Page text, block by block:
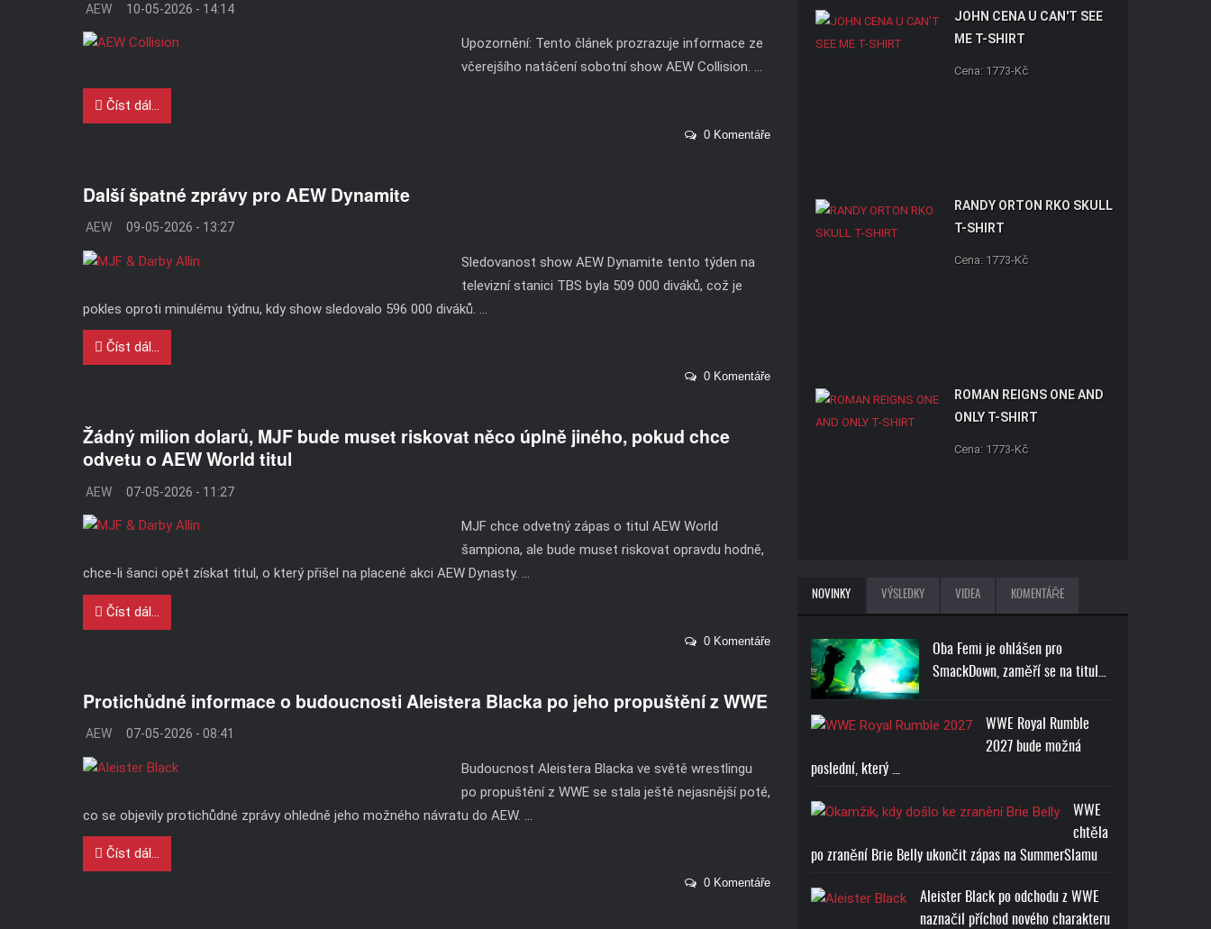
AEW 10-05-2026 - 14:14
Upozornění: Tento článek prozrazuje informace ze
včerejšího natáčení sobotní show AEW Collision. ...
Číst dál...
0 Komentáře
Další špatné zprávy pro AEW Dynamite
AEW 09-05-2026 - 13:27
Sledovanost show AEW Dynamite tento týden na
televizní stanici TBS byla 509 000 diváků, což je
pokles oproti minulému týdnu, kdy show sledovalo 596 000 diváků. ...
Číst dál...
0 Komentáře
Žádný milion dolarů, MJF bude muset riskovat něco úplně jiného, ​​pokud chce
odvetu o AEW World titul
AEW 07-05-2026 - 11:27
MJF chce odvetný zápas o titul AEW World
šampiona, ale bude muset riskovat opravdu hodně,
chce-li šanci opět získat titul, o který přišel na placené akci AEW Dynasty. ...
Číst dál...
0 Komentáře
Protichůdné informace o budoucnosti Aleistera Blacka po jeho propuštění z WWE
AEW 07-05-2026 - 08:41
Budoucnost Aleistera Blacka ve světě wrestlingu
po propuštění z WWE se stala ještě nejasnější poté,
co se objevily protichůdné zprávy ohledně jeho možného návratu do AEW. ...
Číst dál...
0 Komentáře
JOHN CENA U CAN'T SEE
ME T-SHIRT
Cena: 1773-Kč
RANDY ORTON RKO SKULL
T-SHIRT
Cena: 1773-Kč
ROMAN REIGNS ONE AND
ONLY T-SHIRT
Cena: 1773-Kč
NOVINKY VÝSLEDKY VIDEA KOMENTÁŘE
Oba Femi je ohlášen pro
SmackDown, zaměří se na titul…
WWE Royal Rumble
2027 bude možná
poslední, který ...
WWE
chtěla
po zranění Brie Belly ukončit zápas na SummerSlamu
Aleister Black po odchodu z WWE
naznačil příchod nového charakteru